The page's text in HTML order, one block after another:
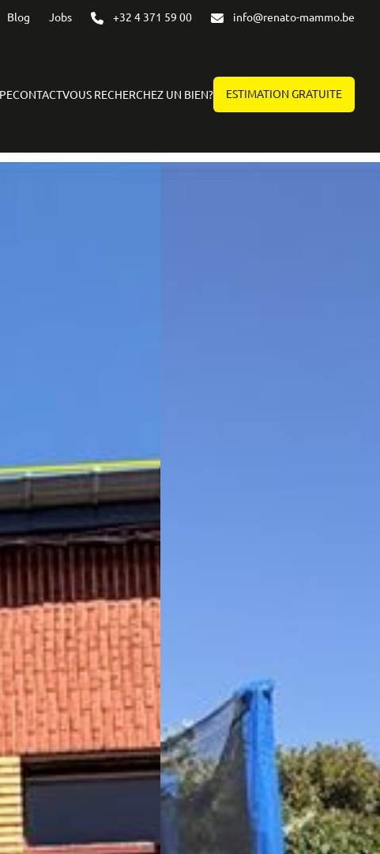
Blog Jobs +32 4 371 59 00 info@renato-mammo.be
CONTACTVOUS RECHERCHEZ UN BIEN? ESTIMATION GRATUITE